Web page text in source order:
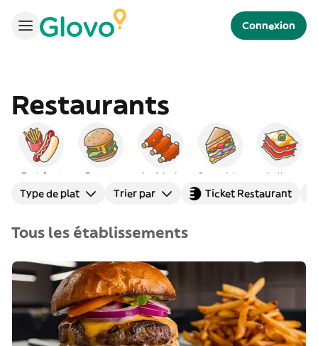
Connexion
Restaurants
Fast-food Burgers Américain Sandwichs Italien
Type de plat Trier par Ticket Restaurant
Tous les établissements